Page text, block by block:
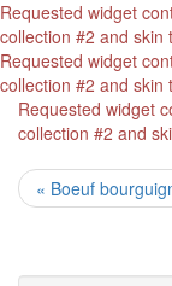
Requested widget
collection #2 and skin
Requested widget
collection #2 and skin
Requested widget
collection #2 and
« Boeuf